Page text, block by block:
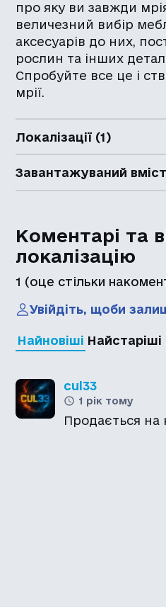
про яку ви завжди
величезний вибір
аксесуарів до них,
рослин та інших
Спробуйте все це і
мрії.
Локалізації (1)
Завантажуваний
Коментарі та
локалізацію
1 (оце стільки
Увійдіть, щоби
Найновіші Найстаріші
cul33
1 рік тому
Продається на